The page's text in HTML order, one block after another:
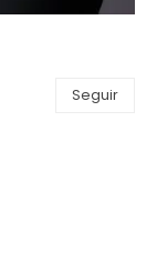
Seguir